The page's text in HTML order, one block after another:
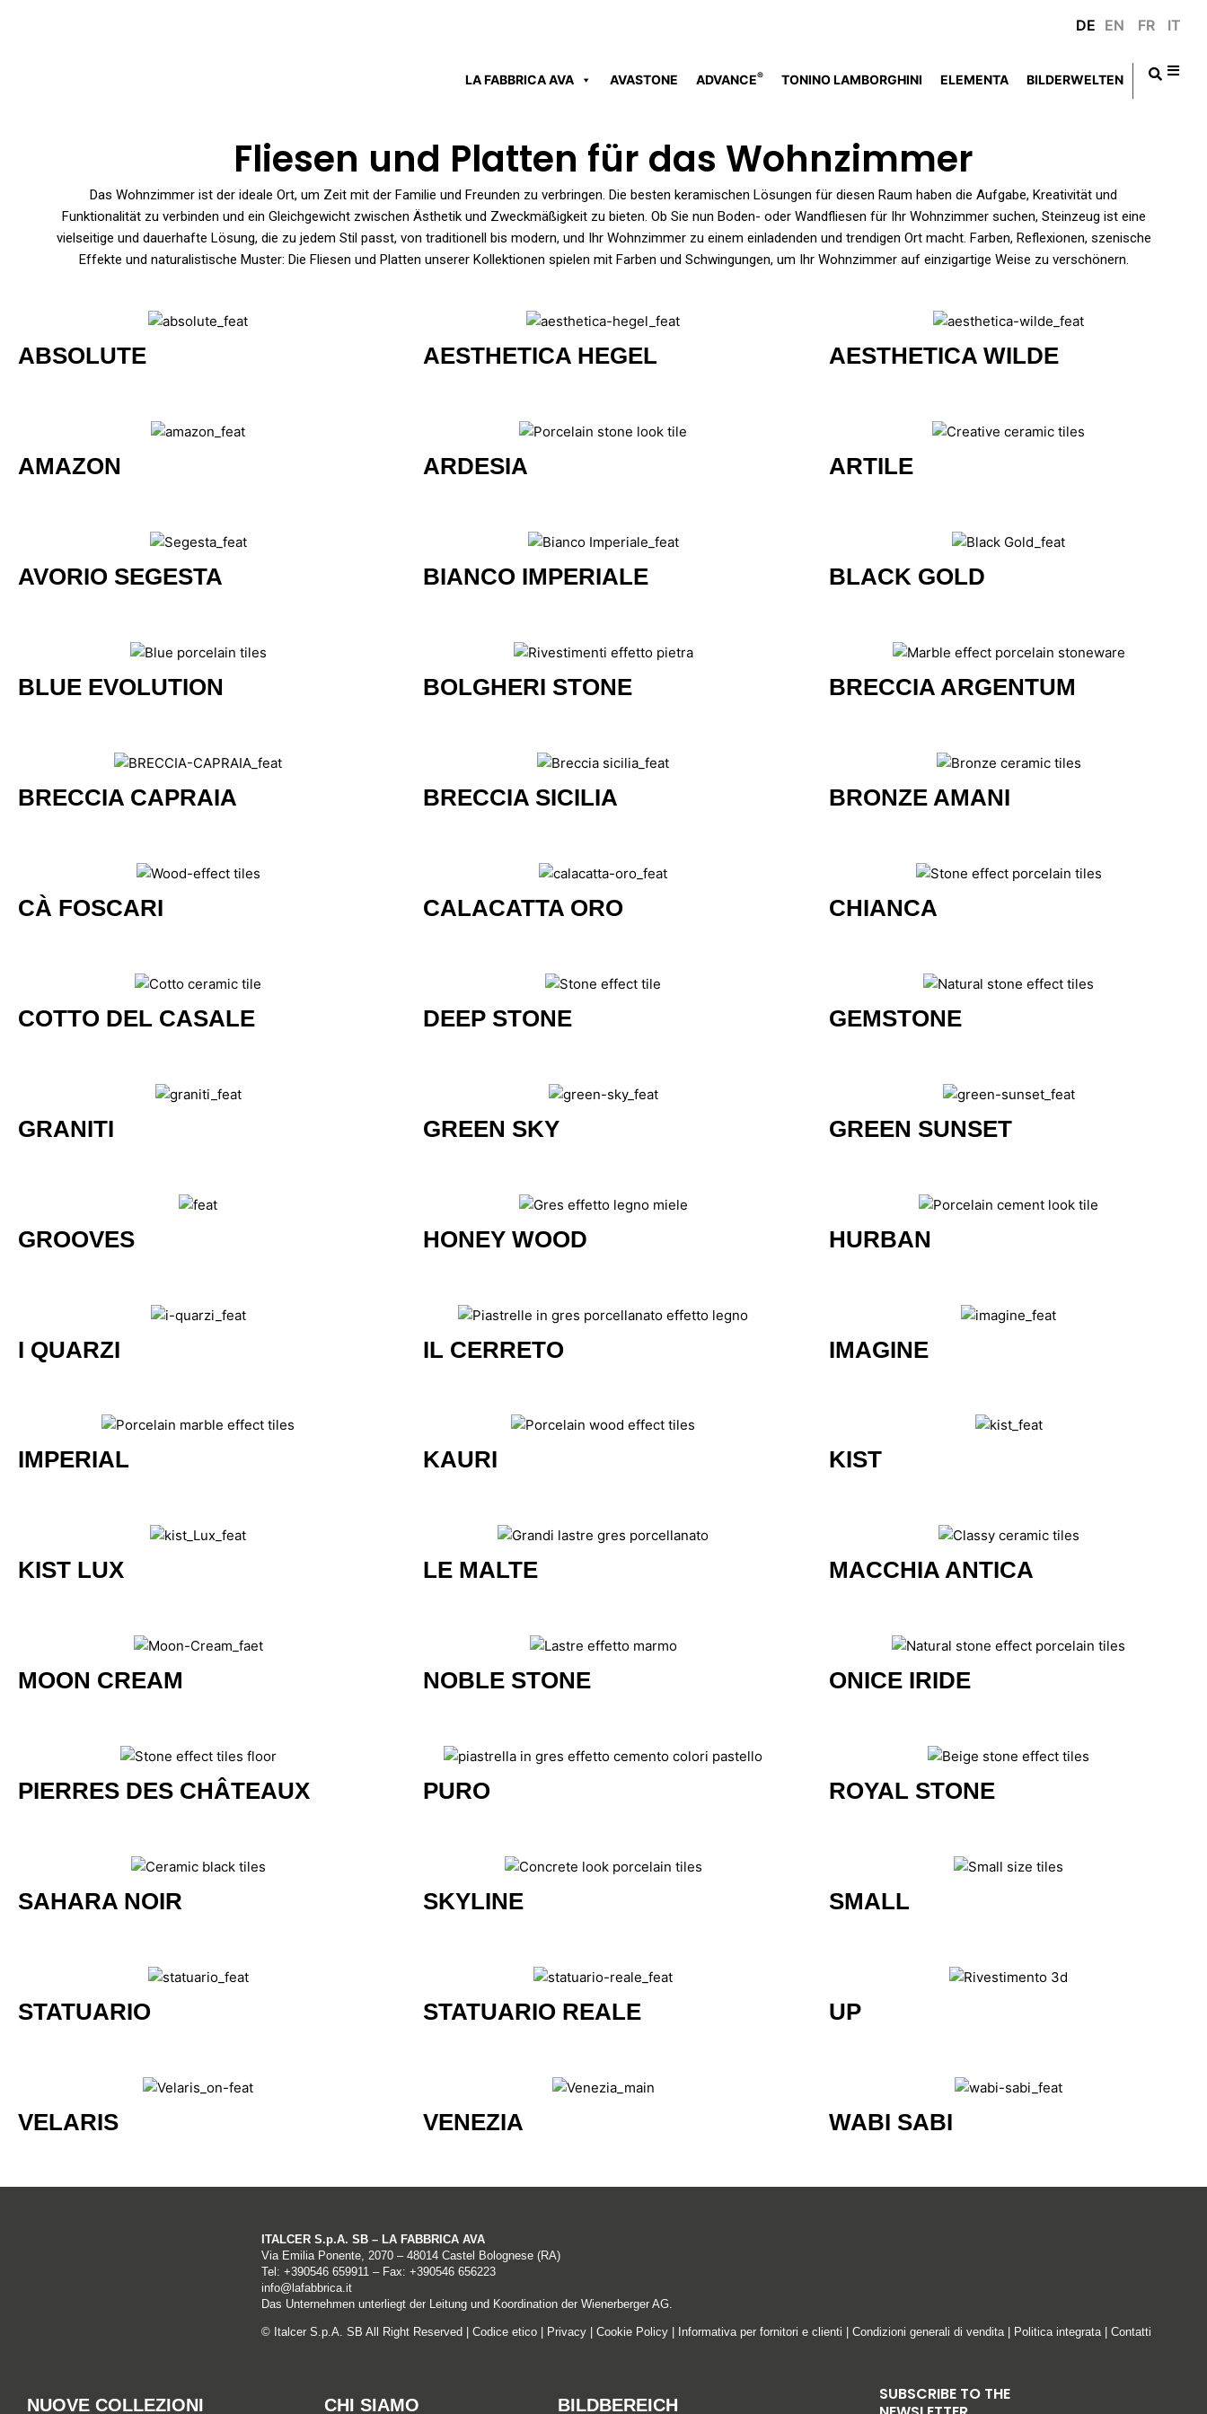
DE EN FR IT
LA FABBRICA AVA AVASTONE ADVANCE® TONINO LAMBORGHINI ELEMENTA BILDERWELTEN
Fliesen und Platten für das Wohnzimmer
Das Wohnzimmer ist der ideale Ort, um Zeit mit der Familie und Freunden zu verbringen. Die besten keramischen Lösungen für diesen Raum haben die Aufgabe, Kreativität und
Funktionalität zu verbinden und ein Gleichgewicht zwischen Ästhetik und Zweckmäßigkeit zu bieten. Ob Sie nun Boden- oder Wandfliesen für Ihr Wohnzimmer suchen, Steinzeug ist eine
vielseitige und dauerhafte Lösung, die zu jedem Stil passt, von traditionell bis modern, und Ihr Wohnzimmer zu einem einladenden und trendigen Ort macht. Farben, Reflexionen, szenische
Effekte und naturalistische Muster: Die Fliesen und Platten unserer Kollektionen spielen mit Farben und Schwingungen, um Ihr Wohnzimmer auf einzigartige Weise zu verschönern.
ABSOLUTE AESTHETICA HEGEL AESTHETICA WILDE
AMAZON ARDESIA ARTILE
AVORIO SEGESTA BIANCO IMPERIALE BLACK GOLD
BLUE EVOLUTION BOLGHERI STONE BRECCIA ARGENTUM
BRECCIA CAPRAIA BRECCIA SICILIA BRONZE AMANI
CÀ FOSCARI CALACATTA ORO CHIANCA
COTTO DEL CASALE DEEP STONE GEMSTONE
GRANITI GREEN SKY GREEN SUNSET
GROOVES HONEY WOOD HURBAN
I QUARZI IL CERRETO IMAGINE
IMPERIAL KAURI KIST
KIST LUX LE MALTE MACCHIA ANTICA
MOON CREAM NOBLE STONE ONICE IRIDE
PIERRES DES CHÂTEAUX PURO ROYAL STONE
SAHARA NOIR SKYLINE SMALL
STATUARIO STATUARIO REALE UP
VELARIS VENEZIA WABI SABI
ITALCER S.p.A. SB – LA FABBRICA AVA
Via Emilia Ponente, 2070 – 48014 Castel Bolognese (RA)
Tel: +390546 659911– Fax: +390546 656223
info@lafabbrica.it
Das Unternehmen unterliegt der Leitung und Koordination der Wienerberger AG.
© Italcer S.p.A. SB All Right Reserved | Codice etico| Privacy| Cookie Policy| Informativa per fornitori e clienti Condizioni generali di vendita| Politica integrata| Contatti
NUOVE COLLEZIONI CHI SIAMO BILDBEREICH
SUBSCRIBE TO THE